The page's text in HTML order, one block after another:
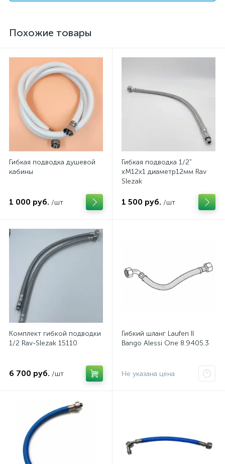
Похожие товары
Гибкая подводка душевой
кабины
1 000 руб. /шт
Гибкая подводка 1/2"
xM12x1 диаметр12мм Rav
Slezak
1 500 руб. /шт
Комплект гибкой подводки
1/2 Rav-Slezak 15110
6 700 руб. /шт
Гибкий шланг Laufen Il
Bango Alessi One 8.9405.3
Не указана цена